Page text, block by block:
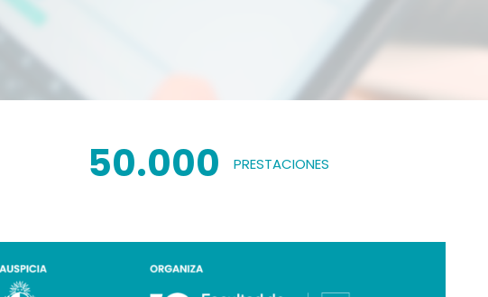
50.000 PRESTACIONES